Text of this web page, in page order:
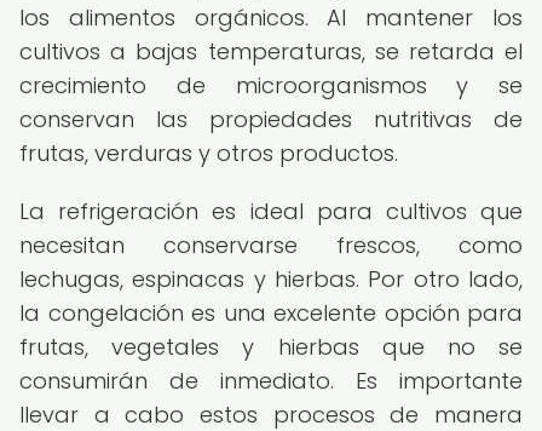
los alimentos orgánicos. Al mantener los
cultivos a bajas temperaturas, se retarda el
crecimiento de microorganismos y se
conservan las propiedades nutritivas de
frutas, verduras y otros productos.
La refrigeración es ideal para cultivos que
necesitan conservarse frescos, como
lechugas, espinacas y hierbas. Por otro lado,
la congelación es una excelente opción para
frutas, vegetales y hierbas que no se
consumirán de inmediato. Es importante
llevar a cabo estos procesos de manera